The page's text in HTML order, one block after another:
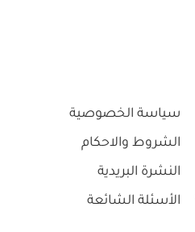
سياسة الخصوصية
الشروط والاحكام
النشرة البريدية
الأسئلة الشائعة